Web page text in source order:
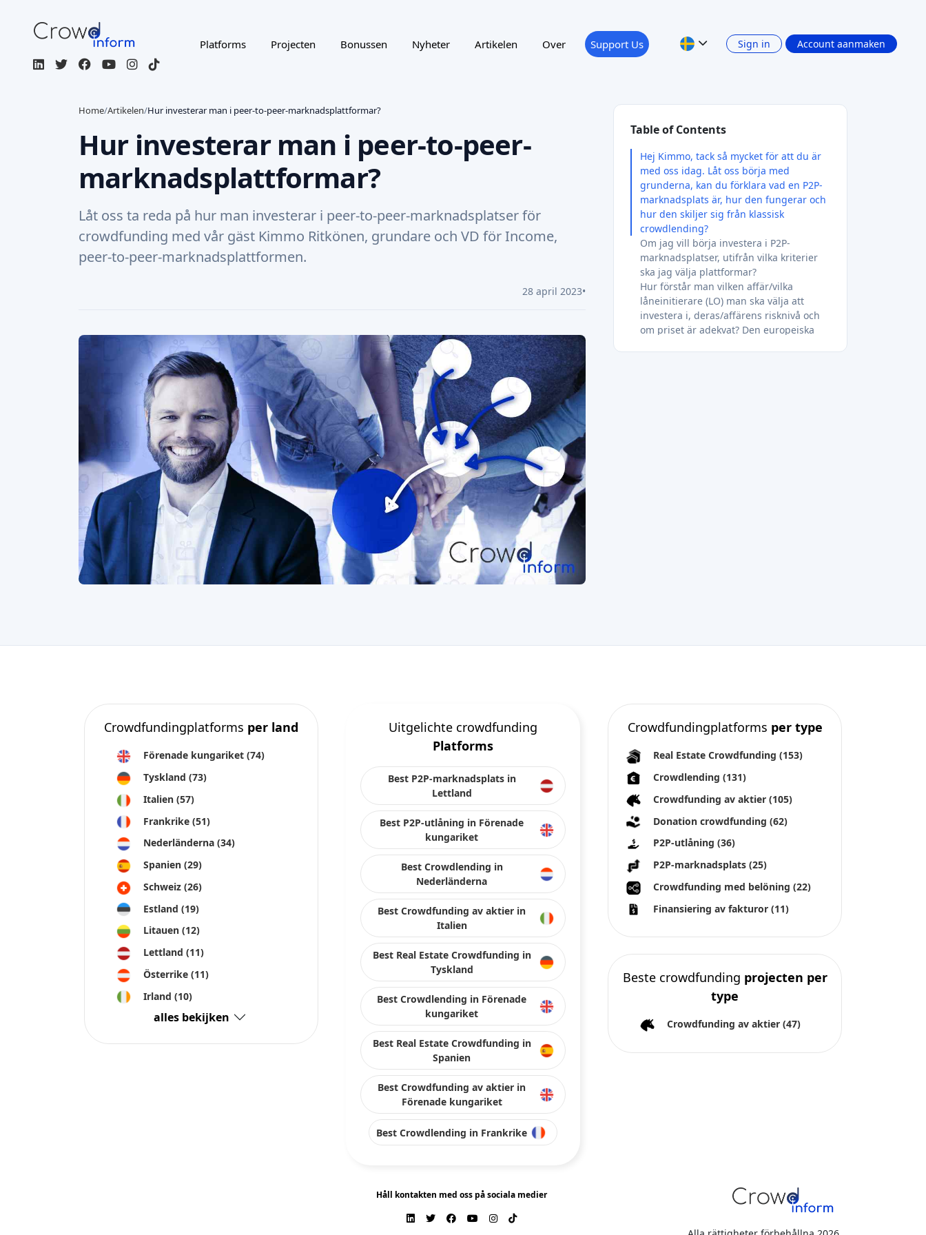
Platforms Projecten Bonussen Nyheter Artikelen Over Support Us Sign in Account aanmaken
Home/Artikelen/Hur investerar man i peer-to-peer-marknadsplattformar?
Hur investerar man i peer-to-peer-
marknadsplattformar?
Låt oss ta reda på hur man investerar i peer-to-peer-marknadsplatser för
crowdfunding med vår gäst Kimmo Ritkönen, grundare och VD för Income,
peer-to-peer-marknadsplattformen.
28 april 2023•
Table of Contents
Hej Kimmo, tack så mycket för att du är
med oss idag. Låt oss börja med
grunderna, kan du förklara vad en P2P-
marknadsplats är, hur den fungerar och
hur den skiljer sig från klassisk
crowdlending?
Om jag vill börja investera i P2P-
marknadsplatser, utifrån vilka kriterier
ska jag välja plattformar?
Hur förstår man vilken affär/vilka
låneinitierare (LO) man ska välja att
investera i, deras/affärens risknivå och
om priset är adekvat? Den europeiska
En återköpsgaranti presenteras ofta som
det och vad är verklig investerarrisk?
Vad är ditt råd till personer som vill
investera i peer-to-peer-
marknadsplatser?
Crowdfundingplatforms per land
Förenade kungariket (74)
Tyskland (73)
Italien (57)
Frankrike (51)
Nederländerna (34)
Spanien (29)
Schweiz (26)
Estland (19)
Litauen (12)
Lettland (11)
Österrike (11)
Irland (10)
alles bekijken
Uitgelichte crowdfunding
Platforms
Best P2P-marknadsplats in
Lettland
Best P2P-utlåning in Förenade
kungariket
Best Crowdlending in
Nederländerna
Best Crowdfunding av aktier in
Italien
Best Real Estate Crowdfunding in
Tyskland
Best Crowdlending in Förenade
kungariket
Best Real Estate Crowdfunding in
Spanien
Best Crowdfunding av aktier in
Förenade kungariket
Best Crowdlending in Frankrike
Crowdfundingplatforms per type
Real Estate Crowdfunding (153)
Crowdlending (131)
Crowdfunding av aktier (105)
Donation crowdfunding (62)
P2P-utlåning (36)
P2P-marknadsplats (25)
Crowdfunding med belöning (22)
Finansiering av fakturor (11)
Beste crowdfunding projecten per
type
Crowdfunding av aktier (47)
Håll kontakten med oss på sociala medier